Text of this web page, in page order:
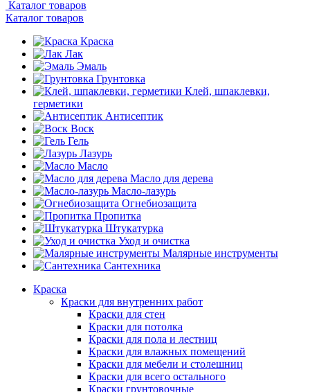
Каталог товаров
Каталог товаров
Краска
Лак
Эмаль
Грунтовка
Клей, шпаклевки,
герметики
Антисептик
Воск
Гель
Лазурь
Масло
Масло для дерева
Масло-лазурь
Огнебиозащита
Пропитка
Штукатурка
Уход и очистка
Малярные инструменты
Сантехника
Краска
Краски для внутренних работ
Краски для стен
Краски для потолка
Краски для пола и лестниц
Краски для влажных помещений
Краски для мебели и столешниц
Краски для всего остального
Краски грунтовочные